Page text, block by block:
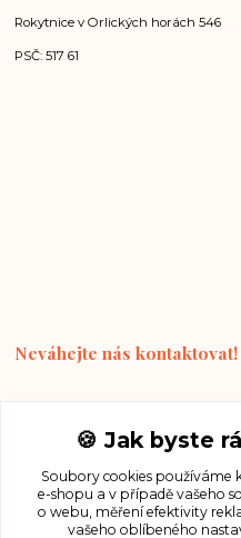
Rokytnice v Orlických horách 546
PSČ: 517 61
Neváhejte nás kontaktovat!
+420 490 510 678
🍪 Jak byste
Soubory cookies používáme
e-shopu a v případě vašeho
o webu, měření efektivity
vašeho oblíbeného